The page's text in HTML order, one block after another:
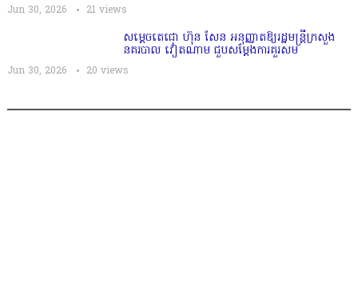
Jun 30, 2026 21 views
សម្តេចតេជោ ហ៊ុន សែន អនុញ្ញាតឱ្យរដ្ឋមន្ត្រីក្រសួង
នគរបាល វៀតណាម ជួបសម្តែងការគួរសម
Jun 30, 2026 20 views